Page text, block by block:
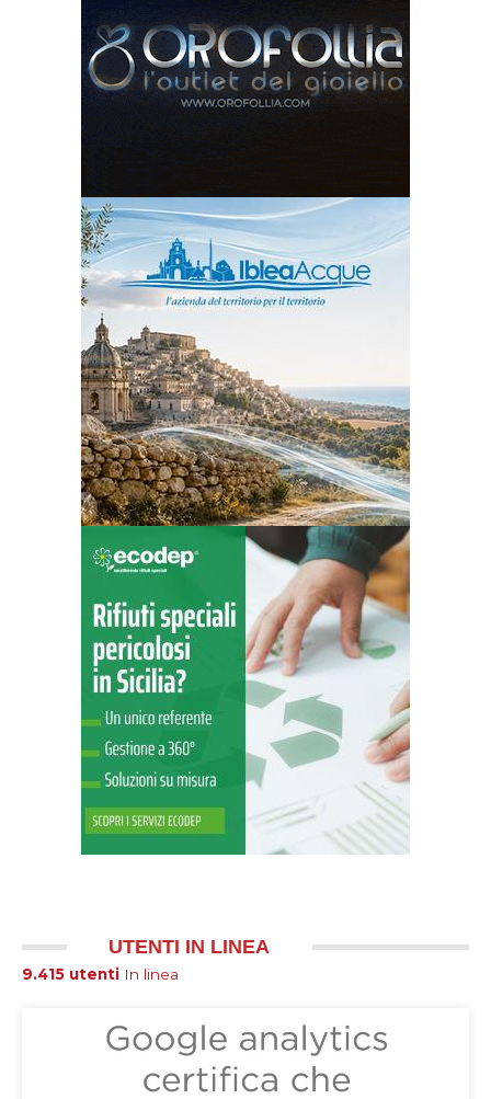
UTENTI IN LINEA
9.415 utenti In linea